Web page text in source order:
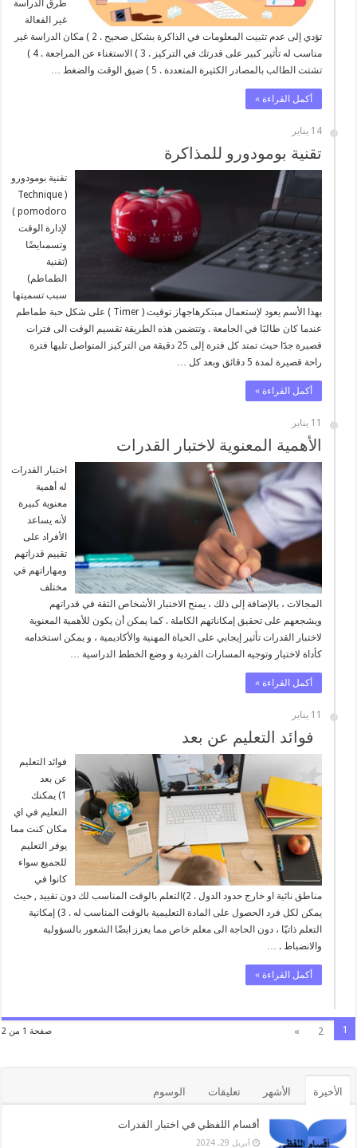
طرق الدراسة
غير الفعالة
تؤدي إلى عدم تثبيت المعلومات في الذاكرة بشكل صحيح . 2 ) مكان الدراسة غير
مناسب له تأثير كبير على قدرتك في التركيز . 3 ) الاستغناء عن المراجعة . 4 )
تشتت الطالب بالمصادر الكثيرة المتعددة . 5 ) ضيق الوقت والضغط …
أكمل القراءة »
14 يناير
تقنية بومودورو للمذاكرة
تقنية بومودورو
( Technique
pomodoro )
لإدارة الوقت
وتسمىايضًا
(تقنية
الطماطم)
سبب تسميتها
بهذا الأسم يعود لإستعمال مبتكرهاجهاز توقيت ( Timer ) على شكل حبة طماطم
عندما كان طالبََا في الجامعة . وتتضمن هذه الطريقة تقسيم الوقت الى فترات
قصيرة جدََا حيث تمتد كل فترة إلى 25 دقيقة من التركيز المتواصل تليها فترة
راحة قصيرة لمدة 5 دقائق وبعد كل …
أكمل القراءة »
11 يناير
الأهمية المعنوية لاختبار القدرات
اختبار القدرات
له أهمية
معنوية كبيرة
لأنه يساعد
الأفراد على
تقييم قدراتهم
ومهاراتهم في
مختلف
المجالات ، بالإضافة إلى ذلك ، يمنح الاختبار الأشخاص الثقة في قدراتهم
ويشجعهم على تحقيق إمكاناتهم الكاملة . كما يمكن أن يكون للأهمية المعنوية
لاختبار القدرات تأثير إيجابي على الحياة المهنية والأكاديمية ، و يمكن استخدامه
كأداة لاختيار وتوجيه المسارات الفردية و وضع الخطط الدراسية …
أكمل القراءة »
11 يناير
فوائد التعليم عن بعد
فوائد التعليم
عن بعد
1) يمكنك
التعليم في اي
مكان كنت مما
يوفر التعليم
للجميع سواء
كانوا في
مناطق نائية او خارج حدود الدول . 2)التعلم بالوقت المناسب لك دون تقييد , حيث
يمكن لكل فرد الحصول على المادة التعليمية بالوقت المناسب له . 3) إمكانية
التعلم ذاتيّا ، دون الحاجة الى معلم خاص مما يعزز ايضّا الشعور بالسؤولية
والانضباط . …
أكمل القراءة »
صفحة 1 من 2 1
2
»
الأخيرة الأشهر تعليقات الوسوم
أقسام اللفظي في اختبار القدرات
أبريل 29, 2024